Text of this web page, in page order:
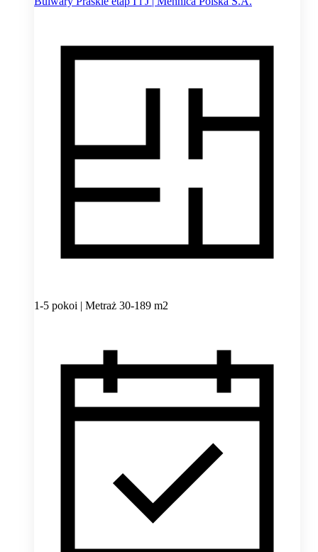
1-5 pokoi | Metraż 30-189 m2